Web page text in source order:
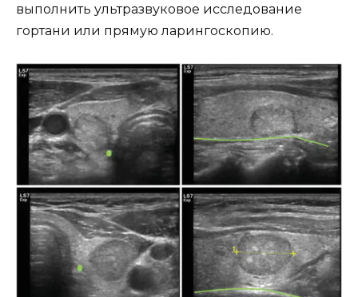
выполнить ультразвуковое исследование
гортани или прямую ларингоскопию.